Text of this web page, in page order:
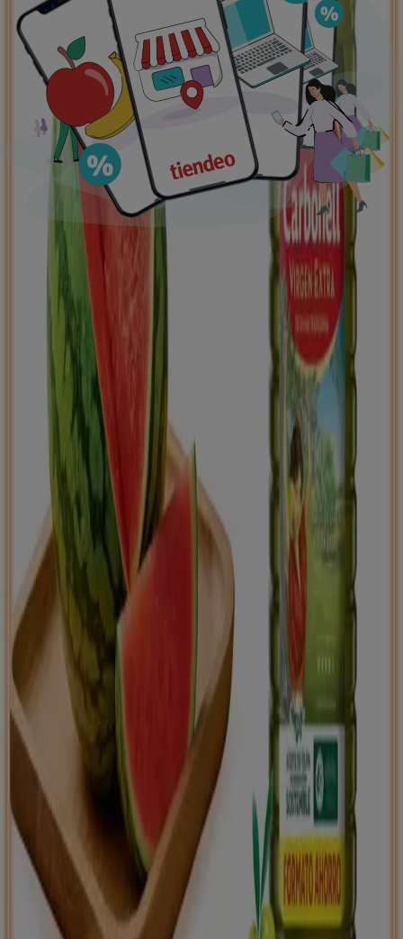
Ofertas destacadas
supermercadosjardín y bricolaje Freidora de airepatinete
eléctrico
viajesaceite de olivacomida
asiática
aguacates bomba de agua
Tiendeo en tu ciudad
Madrid Barcelona Valencia Sevilla
Zaragoza
Palma de Mallorca Alicante
Murcia
Las Palmas de Gran Canaria
Valladolid
Coruña
Vigo
Granada
Ver más ciudades
Descargar la APP
Tiendeo international
España Italia United Kingdom México
Brasil
Colombia
Argentina France
United States
Nederland
Deutschland Perú
Portugal
Australia
Türkiye Polska Norge
Österreich
Sverige
Ecuador Singapore South Africa
Canada
Danmark
Suomi
Belgique
Schweiz
United Arab Emirates România
Maroc
Ceská republika
Slovenská republika
Magyarország
България
Publicidad